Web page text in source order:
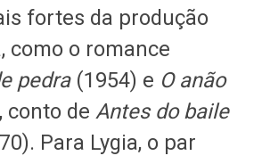
fortes da produção
como o romance
pedra(1954) e O anão
conto de Antes do baile
Para Lygia, o par